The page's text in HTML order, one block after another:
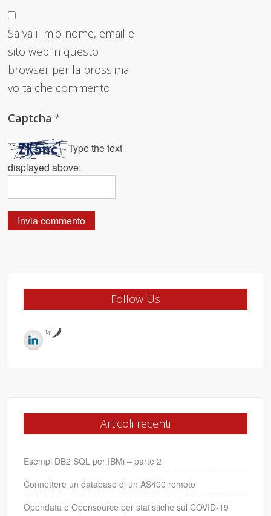
Salva il mio nome, email e
sito web in questo
browser per la prossima
volta che commento.
Captcha*
Type the text
displayed above:
Follow Us
by
Articoli recenti
Esempi DB2 SQL per IBMi – parte 2
Connettere un database di un AS400 remoto
Opendata e Opensource per statistiche sul COVID-19